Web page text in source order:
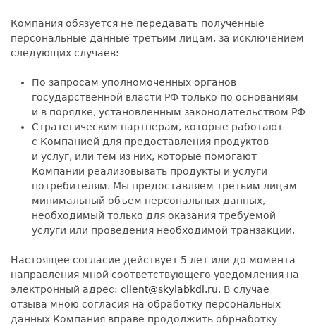
Компания обязуется не передавать полученные
персональные данные третьим лицам, за исключением
следующих случаев:
По запросам уполномоченных органов
государственной власти РФ только по основаниям
и в порядке, установленным законодательством РФ
Стратегическим партнерам, которые работают
с Компанией для предоставления продуктов
и услуг, или тем из них, которые помогают
Компании реализовывать продукты и услуги
потребителям. Мы предоставляем третьим лицам
минимальный объем персональных данных,
необходимый только для оказания требуемой
услуги или проведения необходимой транзакции.
Настоящее согласие действует 5 лет или до момента
направления мной соответствующего уведомления на
электронный адрес: client@skylabkdl.ru. В случае
отзыва мною согласия на обработку персональных
данных Компания вправе продолжить обрнаботку